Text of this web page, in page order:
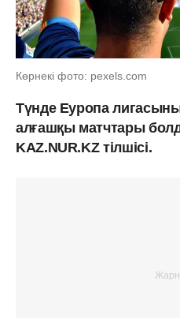
Көрнекі фото: pexels.com
Түнде Еуропа
алғашқы матчтары
KAZ.NUR.KZ тілшісі.